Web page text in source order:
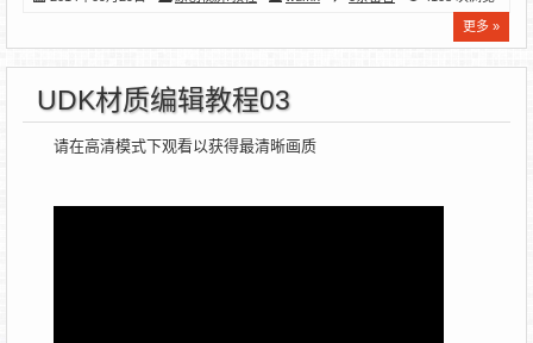
更多 »
UDK材质编辑教程03
请在高清模式下观看以获得最清晰画质